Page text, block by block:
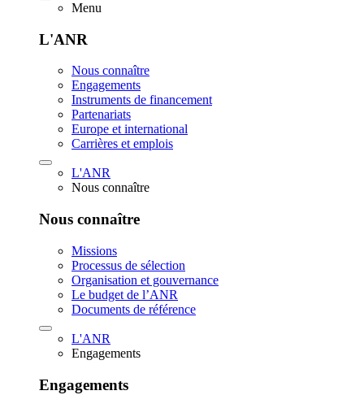
Menu
L'ANR
Nous connaître
Engagements
Instruments de financement
Partenariats
Europe et international
Carrières et emplois
L'ANR
Nous connaître
Nous connaître
Missions
Processus de sélection
Organisation et gouvernance
Le budget de l’ANR
Documents de référence
L'ANR
Engagements
Engagements